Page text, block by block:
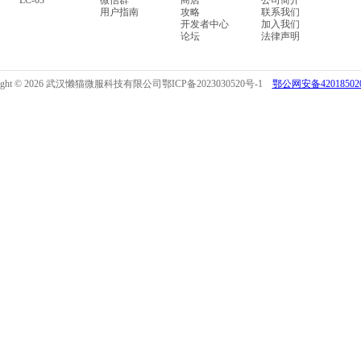
用户指南
攻略
开发者中心
论坛
联系我们
加入我们
法律声明
© 2026 武汉懒猫微服科技有限公司鄂ICP备2023030520号-1 鄂公网安备